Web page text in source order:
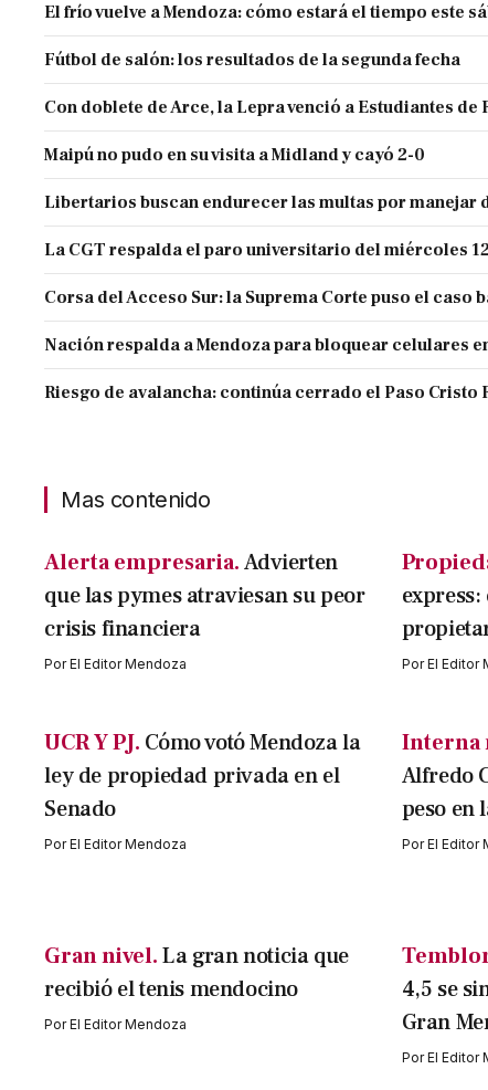
El frío vuelve a Mendoza: cómo estará el tiempo este
Fútbol de salón: los resultados de la segunda fecha
Con doblete de Arce, la Lepra venció a Estudiantes de
Maipú no pudo en su visita a Midland y cayó 2-0
Libertarios buscan endurecer las multas por manejar
La CGT respalda el paro universitario del miércoles
Corsa del Acceso Sur: la Suprema Corte puso el caso
Nación respalda a Mendoza para bloquear celulares
Riesgo de avalancha: continúa cerrado el Paso Cristo
Mas contenido
Alerta empresaria. Advierten
que las pymes atraviesan su peor
crisis financiera
PorEl Editor Mendoza PorEl Editor
UCR Y PJ. Cómo votó Mendoza la
ley de propiedad privada en el
Senado
PorEl Editor Mendoza
Interna
Alfredo
peso en
PorEl Editor
Gran nivel. La gran noticia que
recibió el tenis mendocino
PorEl Editor Mendoza
4,5 se
Gran
PorEl Editor